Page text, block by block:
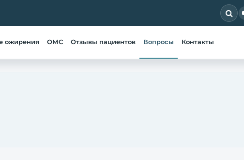
ожирения ОМС Отзывы пациентов Вопросы Контакты